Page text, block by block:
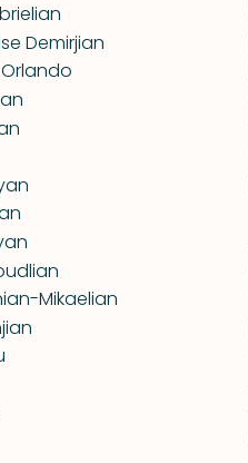
Demirjian
Mikaelian